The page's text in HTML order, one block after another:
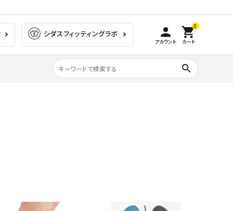
シダスフィッティングラボ person
アカウント
0
shopping_cart
カート
search